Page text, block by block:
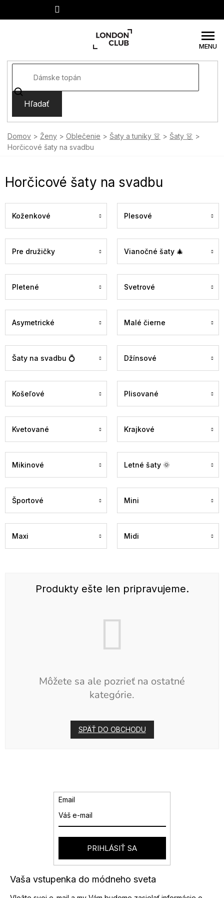
Hľadať
Domov Ženy Oblečenie Šaty a tuniky 👗
Šaty 👗
Horčicové šaty na svadbu
Horčicové šaty na svadbu
Koženkové Plesové
Pre družičky Vianočné šaty 🎄
Pletené Svetrové
Asymetrické Malé čierne
Šaty na svadbu 💍 Džínsové
Košeľové Plisované
Kvetované Krajkové
Mikinové Letné šaty 🌞
Športové Mini
Maxi Midi
Produkty ešte len pripravujeme.
Môžete sa ale pozrieť na ostatné
kategórie.
SPÄŤ DO OBCHODU
Vaša vstupenka do módneho sveta
Email
PRIHLÁSIŤ SA